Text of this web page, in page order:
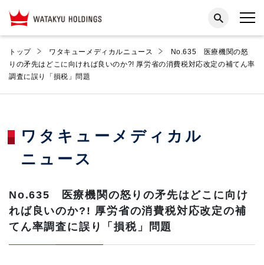
トップ ワタキューメディカルニュース
No.635 医療機関の怒
りの矛先はどこに向ければ良いのか?! 厚労省の消費税対応改定の補てん率
調査に誤り「損税」問題
ワタキューメディカル
ニュース
No.635 医療機関の怒りの矛先はどこに向け
れば良いのか?! 厚労省の消費税対応改定の補
てん率調査に誤り「損税」問題